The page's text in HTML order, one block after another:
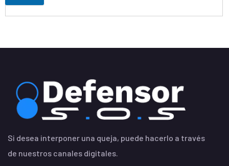
Si desea interponer una queja, puede hacerlo a través
de nuestros canales digitales.